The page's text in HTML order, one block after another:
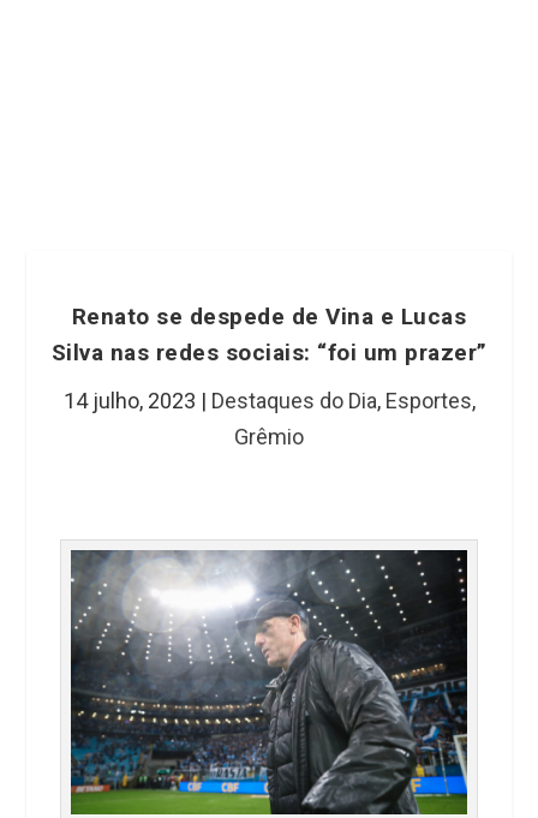
Renato se despede de Vina e Lucas
Silva nas redes sociais: “foi um prazer”
14 julho, 2023 | Destaques do Dia, Esportes,
Grêmio